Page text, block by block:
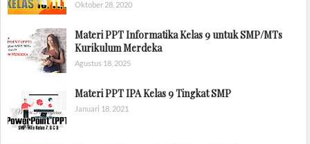
Oktober 28, 2020
Materi PPT Informatika Kelas 9 untuk SMP/MTs
Kurikulum Merdeka
Agustus 18, 2025
Materi PPT IPA Kelas 9 Tingkat SMP
Januari 18, 2021